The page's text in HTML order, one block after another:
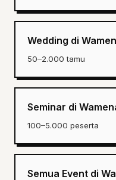
Wedding di
50–2.000 tamu
Seminar di
100–5.000 peserta
Semua Event di